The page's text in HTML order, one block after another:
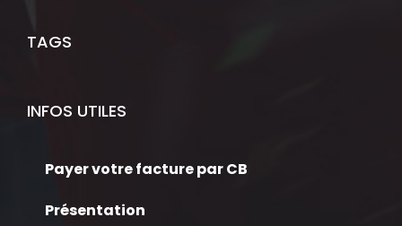
TAGS
INFOS UTILES
Payer votre facture par CB
Présentation